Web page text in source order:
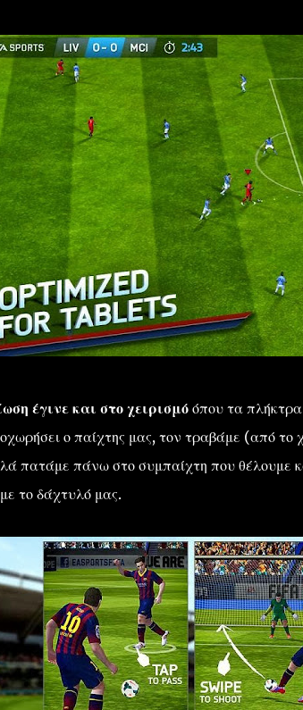
έγινε και στο χειρισμόόπου τα πλήκτρα
ο παίχτης μας, τον τραβάμε (από
πατάμε πάνω στο συμπαίχτη που θέλουμε
το δάχτυλό μας.